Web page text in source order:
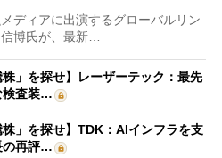
ディアに出演するグローバルリン
博氏が、最新…
株」を探せ】レーザーテック：最先
検査装…
株」を探せ】TDK：AIインフラを支
の再評…